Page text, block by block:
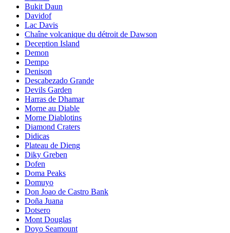
Bukit Daun
Davidof
Lac Davis
Chaîne volcanique du détroit de Dawson
Deception Island
Demon
Dempo
Denison
Descabezado Grande
Devils Garden
Harras de Dhamar
Morne au Diable
Morne Diablotins
Diamond Craters
Didicas
Plateau de Dieng
Diky Greben
Dofen
Doma Peaks
Domuyo
Don Joao de Castro Bank
Doña Juana
Dotsero
Mont Douglas
Doyo Seamount